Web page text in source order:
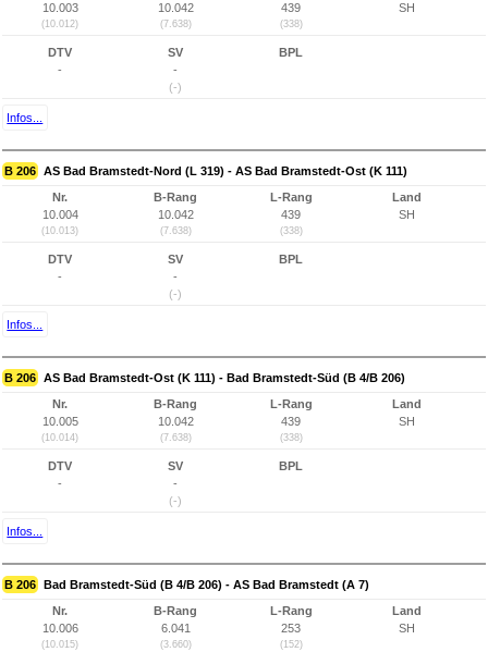
10.003
(10.012)
10.042
(7.638)
439
(338)
SH
DTV
-
SV
-
(-)
BPL
Infos...
B 206 AS Bad Bramstedt-Nord (L 319) - AS Bad Bramstedt-Ost (K 111)
Nr.
10.004
(10.013)
B-Rang
10.042
(7.638)
L-Rang
439
(338)
Land
SH
DTV
-
SV
-
(-)
BPL
Infos...
B 206 AS Bad Bramstedt-Ost (K 111) - Bad Bramstedt-Süd (B 4/B 206)
Nr.
10.005
(10.014)
B-Rang
10.042
(7.638)
L-Rang
439
(338)
Land
SH
DTV
-
SV
-
(-)
BPL
Infos...
B 206 Bad Bramstedt-Süd (B 4/B 206) - AS Bad Bramstedt (A 7)
Nr.
10.006
(10.015)
B-Rang
6.041
(3.660)
L-Rang
253
(152)
Land
SH